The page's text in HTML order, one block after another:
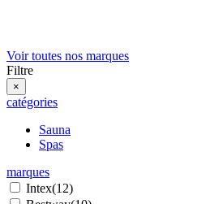
Voir toutes nos marques
Filtre
×
catégories
Sauna
Spas
marques
Intex(12)